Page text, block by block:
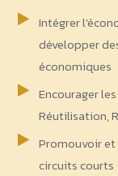
Intégrer
développer
économiques
Encourager
Réutilisation,
Promouvoir
circuits courts